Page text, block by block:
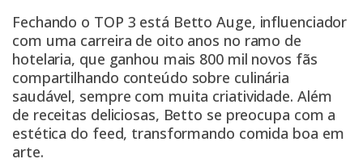
Fechando o TOP 3 está Betto Auge, influenciador
com uma carreira de oito anos no ramo de
hotelaria, que ganhou mais 800 mil novos fãs
compartilhando conteúdo sobre culinária
saudável, sempre com muita criatividade. Além
de receitas deliciosas, Betto se preocupa com a
estética do feed, transformando comida boa em
arte.